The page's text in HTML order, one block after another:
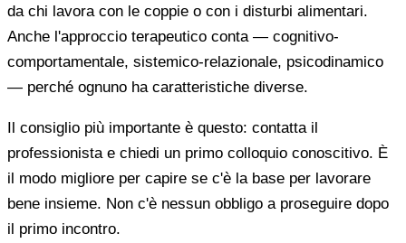
da chi lavora con le coppie o con i disturbi alimentari.
Anche l'approccio terapeutico conta — cognitivo-
comportamentale, sistemico-relazionale, psicodinamico
— perché ognuno ha caratteristiche diverse.
Il consiglio più importante è questo: contatta il
professionista e chiedi un primo colloquio conoscitivo. È
il modo migliore per capire se c'è la base per lavorare
bene insieme. Non c'è nessun obbligo a proseguire dopo
il primo incontro.